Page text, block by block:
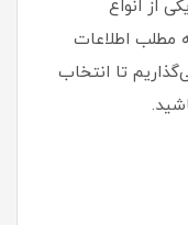
دسته اهرمی پلاستیکی پیچ دار m8 یکی از انواع
مطلب اطلاعات
تا انتخاب